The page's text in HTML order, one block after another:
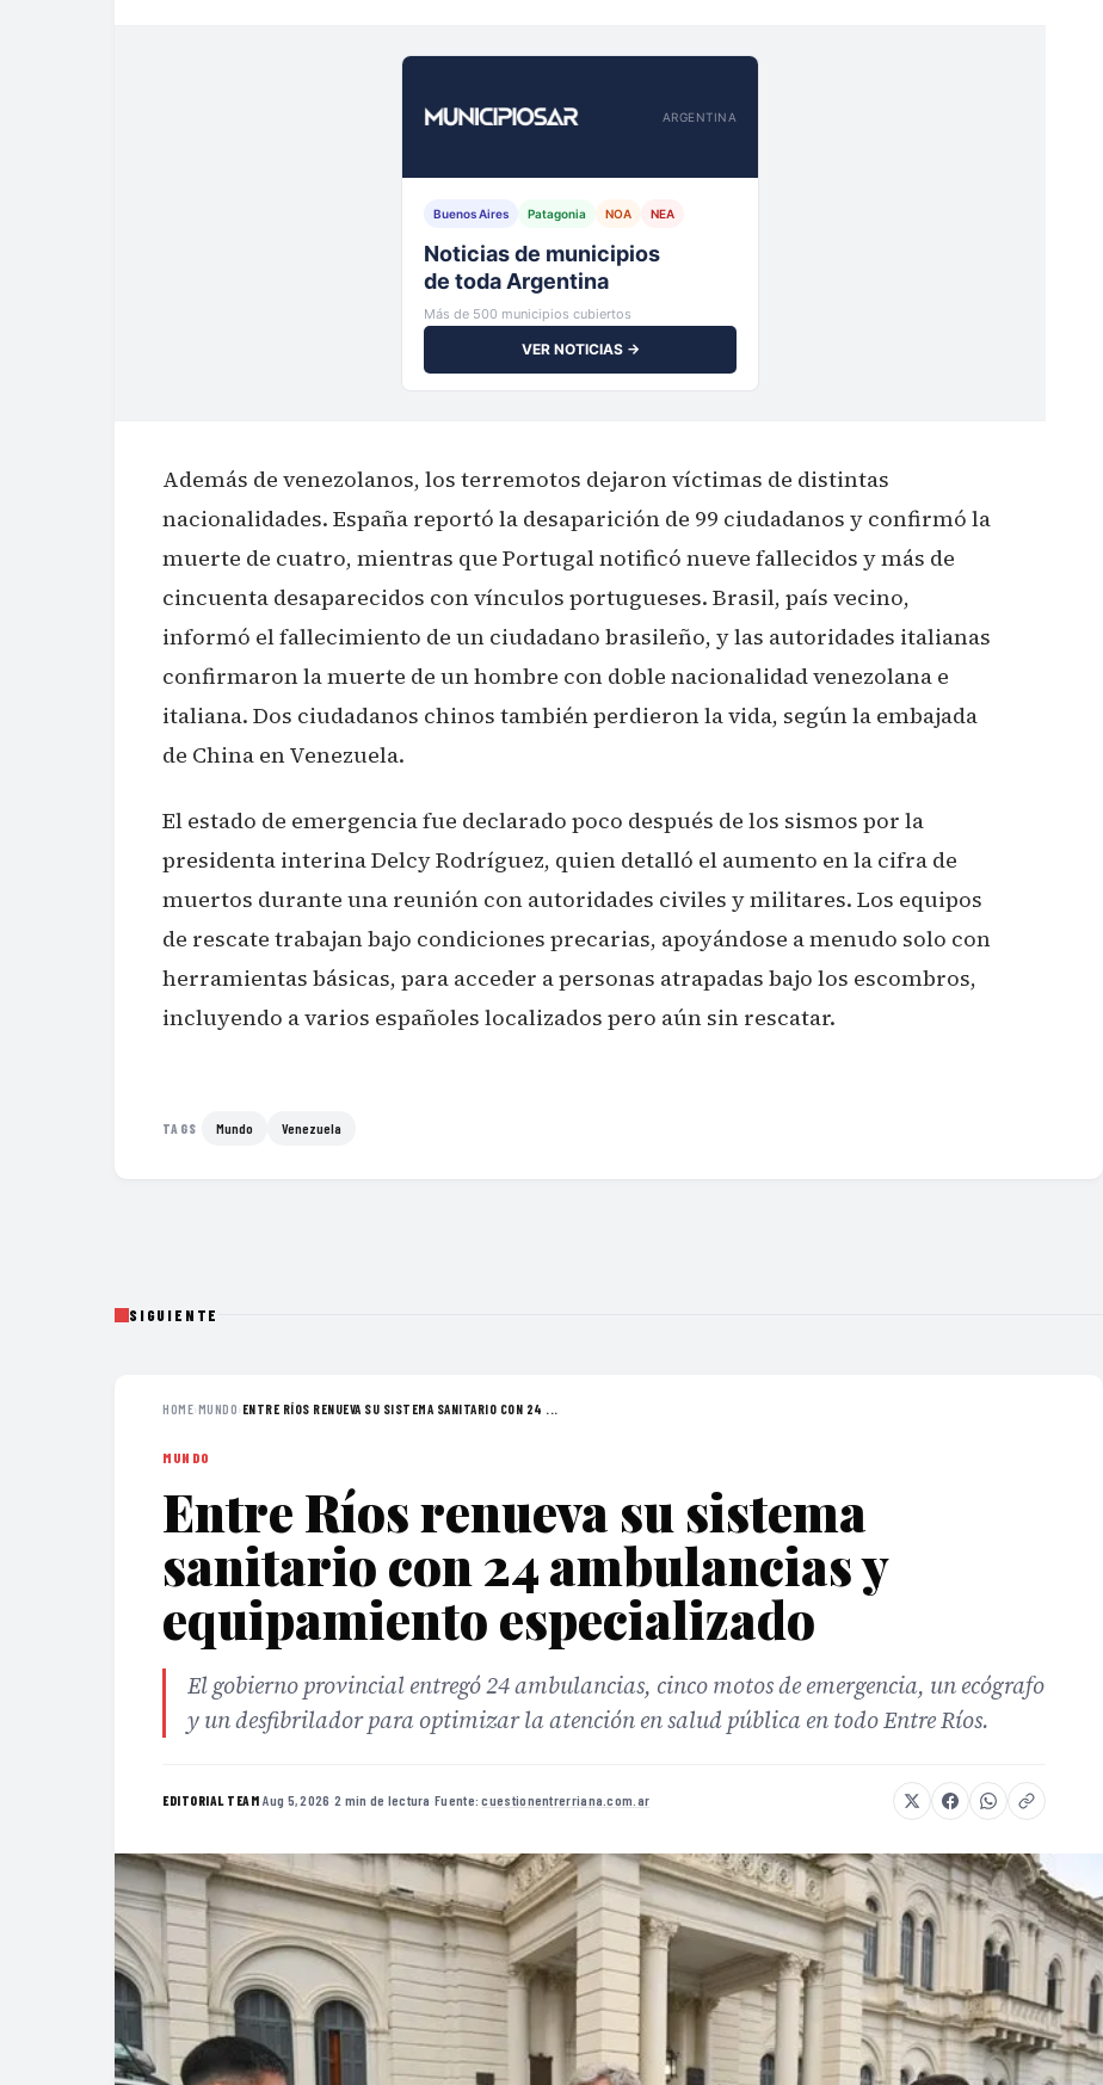
ARGENTINA
Buenos Aires Patagonia NOA NEA
Tu municipio,
al instante
Más de 500 municipios cubiertos
VER NOTICIAS →
Además de venezolanos, los terremotos dejaron víctimas de distintas
nacionalidades. España reportó la desaparición de 99 ciudadanos y confirmó la
muerte de cuatro, mientras que Portugal notificó nueve fallecidos y más de
cincuenta desaparecidos con vínculos portugueses. Brasil, país vecino,
informó el fallecimiento de un ciudadano brasileño, y las autoridades italianas
confirmaron la muerte de un hombre con doble nacionalidad venezolana e
italiana. Dos ciudadanos chinos también perdieron la vida, según la embajada
de China en Venezuela.
El estado de emergencia fue declarado poco después de los sismos por la
presidenta interina Delcy Rodríguez, quien detalló el aumento en la cifra de
muertos durante una reunión con autoridades civiles y militares. Los equipos
de rescate trabajan bajo condiciones precarias, apoyándose a menudo solo con
herramientas básicas, para acceder a personas atrapadas bajo los escombros,
incluyendo a varios españoles localizados pero aún sin rescatar.
TAGS Mundo Venezuela
SIGUIENTE
HOME›MUNDO› ENTRE RÍOS RENUEVA SU SISTEMA SANITARIO CON 24 ...
MUNDO
Entre Ríos renueva su sistema
sanitario con 24 ambulancias y
equipamiento especializado
El gobierno provincial entregó 24 ambulancias, cinco motos de emergencia, un ecógrafo
y un desfibrilador para optimizar la atención en salud pública en todo Entre Ríos.
EDITORIAL TEAM·Aug 5, 2026 ·2 min de lectura ·Fuente:cuestionentrerriana.com.ar